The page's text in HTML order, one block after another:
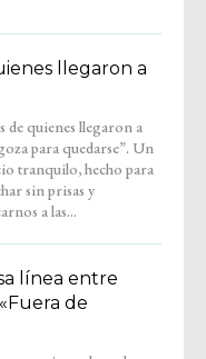
llegaron a
a las...
línea entre
de